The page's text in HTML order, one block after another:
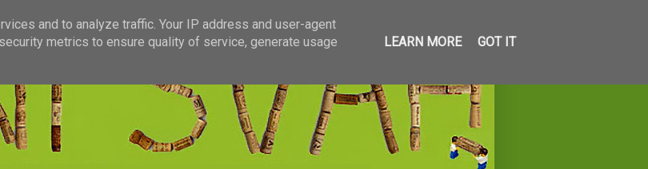
and to analyze traffic. Your IP address and user-agent
metrics to ensure quality of service, generate usage
LEARN MORE GOT IT